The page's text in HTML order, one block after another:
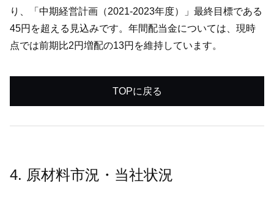
り、「中期経営計画（2021-2023年度）」最終目標である
45円を超える見込みです。年間配当金については、現時
点では前期比2円増配の13円を維持しています。
TOPに戻る
4. 原材料市況・当社状況